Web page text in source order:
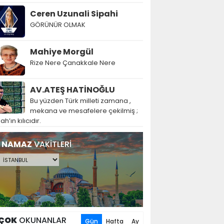
Ceren Uzunali Sipahi
GÖRÜNÜR OLMAK
Mahiye Morgül
Rize Nere Çanakkale Nere
AV.ATEŞ HATİNOĞLU
Bu yüzden Türk milleti zamana ,
mekana ve mesafelere çekilmiş ;
kılıcıdır.
NAMAZVAKİTLERİ
OKUNANLAR Gün Hafta Ay